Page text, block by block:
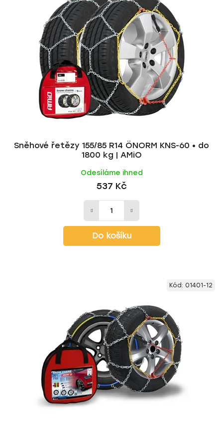
Sněhové řetězy 155/85 R14 ÖNORM KNS-60 • do
1800 kg | AMiO
Odesíláme ihned
537 Kč
Do košíku
Kód: 01401-12